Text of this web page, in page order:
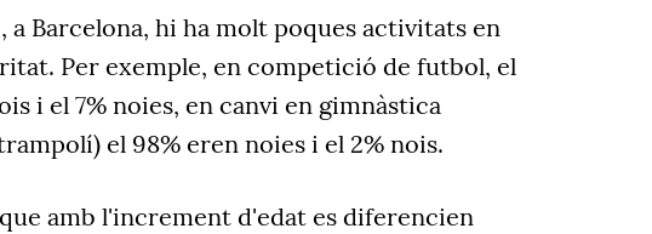
a Barcelona, hi ha molt poques activitats en
Per exemple, en competició de futbol, el
i el 7% noies, en canvi en gimnàstica
el 98% eren noies i el 2% nois.
amb l'increment d'edat es diferencien